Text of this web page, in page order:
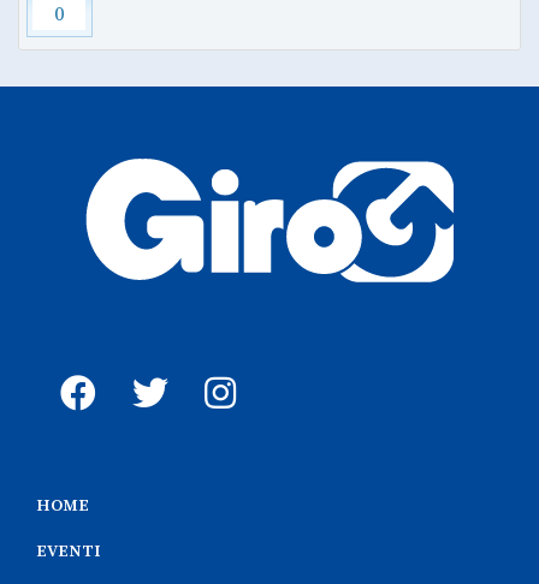
0
HOME
EVENTI